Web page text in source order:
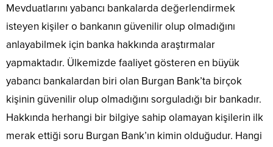
Mevduatlarını yabancı bankalarda değerlendirmek
isteyen kişiler o bankanın güvenilir olup olmadığını
anlayabilmek için banka hakkında araştırmalar
yapmaktadır. Ülkemizde faaliyet gösteren en büyük
yabancı bankalardan biri olan Burgan Bank’ta birçok
kişinin güvenilir olup olmadığını sorguladığı bir bankadır.
Hakkında herhangi bir bilgiye sahip olamayan kişilerin ilk
merak ettiği soru Burgan Bank’ın kimin olduğudur. Hangi